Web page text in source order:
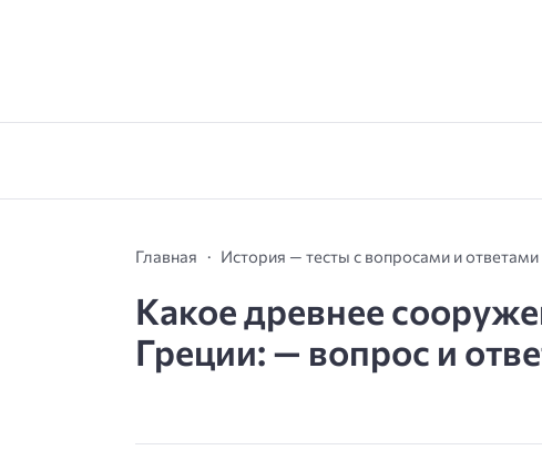
Главная История — тесты с вопросами и ответами
Какое древнее
Греции: — вопрос и